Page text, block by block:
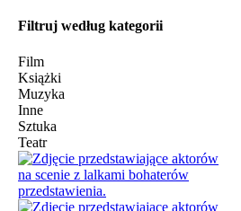
Filtruj według kategorii
Film
Książki
Muzyka
Inne
Sztuka
Teatr